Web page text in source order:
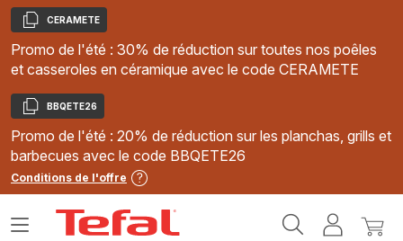
Copier
CERAMETE
Promo de l'été : 30% de réduction sur toutes nos poêles
et casseroles en céramique avec le code CERAMETE
Copier
BBQETE26
Promo de l'été : 20% de réduction sur les planchas, grills et
barbecues avec le code BBQETE26
Conditions de l'offre
MonMon
Ouvrir